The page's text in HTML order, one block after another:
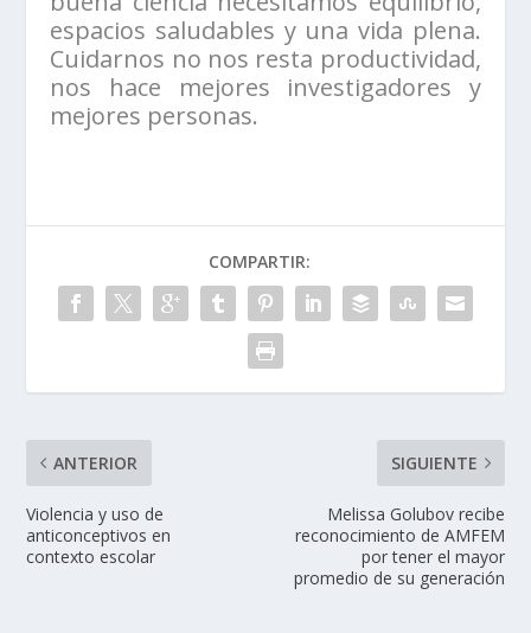
espacios saludables y una vida plena.
Cuidarnos no nos resta productividad,
nos hace mejores investigadores y
mejores personas.
COMPARTIR:
ANTERIOR
Violencia y uso de
anticonceptivos en
contexto escolar
SIGUIENTE
Melissa Golubov recibe
reconocimiento de AMFEM
por tener el mayor
promedio de su generación